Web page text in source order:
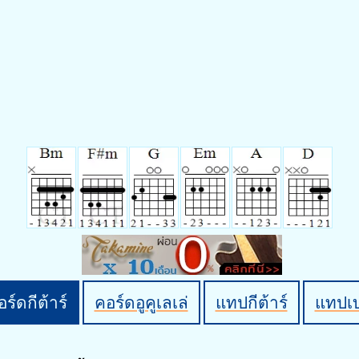
ร์ดกีต้าร์ คอร์ดอูคูเลเล่ แทปกีต้าร์ แทปเ